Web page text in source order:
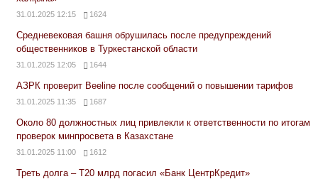
31.01.2025 12:15 1624
Средневековая башня обрушилась после предупреждений
общественников в Туркестанской области
31.01.2025 12:05 1644
АЗРК проверит Beeline после сообщений о повышении тарифов
31.01.2025 11:35 1687
Около 80 должностных лиц привлекли к ответственности по итогам
проверок минпросвета в Казахстане
31.01.2025 11:00 1612
Треть долга – Т20 млрд погасил «Банк ЦентрКредит»